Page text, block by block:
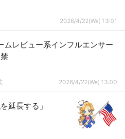
2026/4/22(We) 13:01
ムレビュー系インフルエンサー
2026/4/22(We) 13:00
延長する」